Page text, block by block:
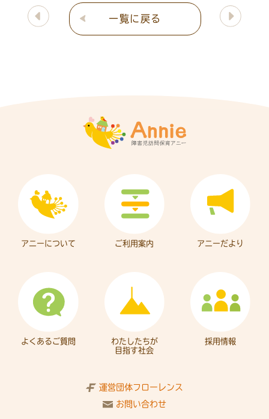
一覧に戻る
アニーについて ご利用案内 アニーだより
よくあるご質問
わたしたちが
目指す社会
採用情報
運営団体フローレンス
お問い合わせ